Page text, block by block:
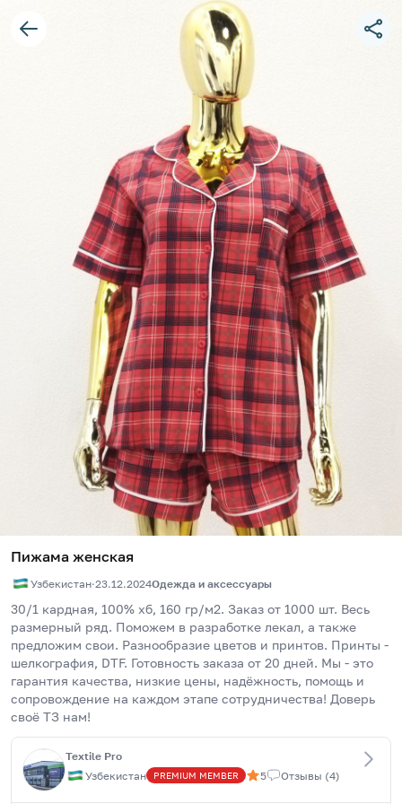
Пижама женская
Узбекистан·23.12.2024Одежда и аксессуары
30/1 кардная, 100% хб, 160 гр/м2. Заказ от 1000 шт. Весь
размерный ряд. Поможем в разработке лекал, а также
предложим свои. Разнообразие цветов и принтов. Принты -
шелкография, DTF. Готовность заказа от 20 дней. Мы - это
гарантия качества, низкие цены, надёжность, помощь и
сопровождение на каждом этапе сотрудничества! Доверь
своё ТЗ нам!
Textile Pro
Узбекистан
PREMIUM MEMBER 5 Отзывы (4)